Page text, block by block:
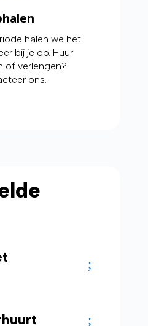
halen we het
bij je op. Huur
of verlengen?
ons.